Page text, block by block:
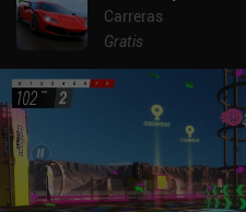
Carreras
Gratis